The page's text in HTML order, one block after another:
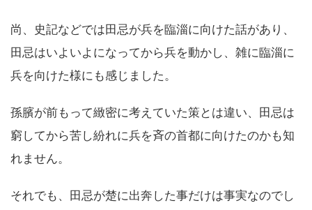
尚、史記などでは田忌が兵を臨淄に向けた話があり、
田忌はいよいよになってから兵を動かし、雑に臨淄に
兵を向けた様にも感じました。
孫臏が前もって緻密に考えていた策とは違い、田忌は
窮してから苦し紛れに兵を斉の首都に向けたのかも知
れません。
それでも、田忌が楚に出奔した事だけは事実なのでし